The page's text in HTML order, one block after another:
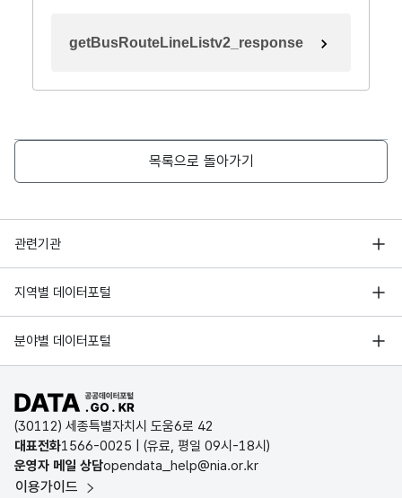
getBusRouteLineListv2_response
목록으로 돌아가기
관련기관
행정안전부
한국지능정보사회진흥원
국가정보자원관리원
지역별 데이터포털
서울 열린데이터광장
경기데이터드림
D-데이터허브
인천데이터포털
울산광역시 데이터포털
전남광주통합특별시 빅데이터 플랫폼
분야별 데이터포털
기상자료개방포털
국토교통부 공간정보오픈플랫폼
환경부 환경데이터포털
문화데이터광장
농림축산식품 공공데이터포털
공공데이터포털 바로가기
(30112) 세종특별자치시 도움6로 42
대표전화1566-0025 | (유료, 평일 09시-18시)
운영자 메일 상담opendata_help@nia.or.kr
이용가이드